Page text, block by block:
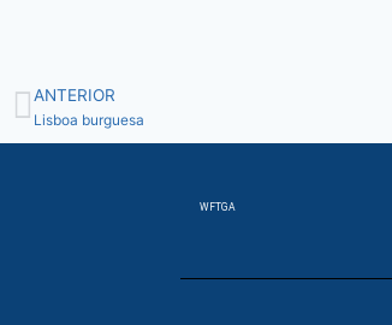
ANTERIOR
Lisboa burguesa
WFTGA